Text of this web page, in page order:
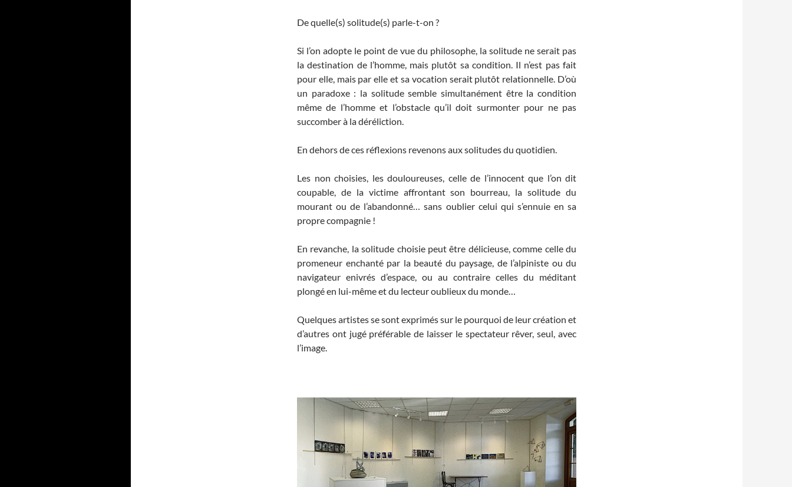
De quelle(s) solitude(s) parle-t-on ?
Si l’on adopte le point de vue du philosophe, la solitude ne serait pas
la destination de l’homme, mais plutôt sa condition. Il n’est pas fait
pour elle, mais par elle et sa vocation serait plutôt relationnelle. D’où
un paradoxe : la solitude semble simultanément être la condition
même de l’homme et l’obstacle qu’il doit surmonter pour ne pas
succomber à la déréliction.
En dehors de ces réflexions revenons aux solitudes du quotidien.
Les non choisies, les douloureuses, celle de l’innocent que l’on dit
coupable, de la victime affrontant son bourreau, la solitude du
mourant ou de l’abandonné… sans oublier celui qui s’ennuie en sa
propre compagnie !
En revanche, la solitude choisie peut être délicieuse, comme celle du
promeneur enchanté par la beauté du paysage, de l’alpiniste ou du
navigateur enivrés d’espace, ou au contraire celles du méditant
plongé en lui-même et du lecteur oublieux du monde…
Quelques artistes se sont exprimés sur le pourquoi de leur création et
d’autres ont jugé préférable de laisser le spectateur rêver, seul, avec
l’image.